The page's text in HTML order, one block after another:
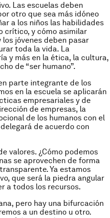
Las escuelas deben
otro que sea más idóneo
a los niños las habilidades
crítico, y cómo asimilar
los jóvenes deben pasar
toda la vida. La
y más en la ética, la cultura,
de “ser humano”.
parte integrante de los
en la escuela se aplicarán
empresariales y de
de empresas, la
de los humanos con el
de acuerdo con
valores. ¿Cómo podemos
se aprovechen de forma
Ya estamos
que será la piedra angular
a todos los recursos.
pero hay una bifurcación
a un destino u otro.